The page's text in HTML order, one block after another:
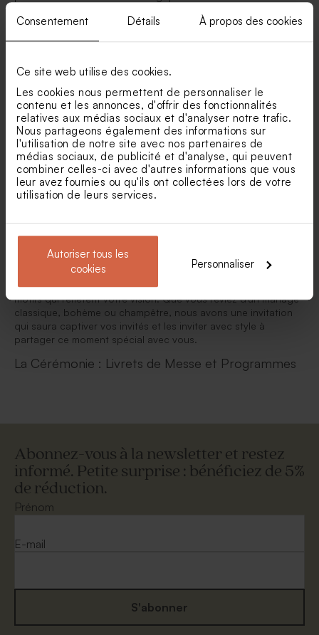
Consentement Détails À propos des cookies
Ce site web utilise des cookies.
Les cookies nous permettent de personnaliser le
contenu et les annonces, d'offrir des fonctionnalités
relatives aux médias sociaux et d'analyser notre trafic.
Nous partageons également des informations sur
l'utilisation de notre site avec nos partenaires de
médias sociaux, de publicité et d'analyse, qui peuvent
combiner celles-ci avec d'autres informations que vous
leur avez fournies ou qu'ils ont collectées lors de votre
utilisation de leurs services.
Autoriser tous les
cookies
Personnaliser
Les Premières Étapes : Save the Date et
save the date mariage. Ces cartes permettent à vos invités de
réserver la date de votremariagebien à l'avance. Chez
Tadaaz, nous proposons une variété de designs pour que
vous puissiez choisir celui qui correspond le mieux à votre
thème de votre mariage et à votre style. Que vous optiez pour
un design élégant, rustique ou moderne, notre collection de
save the date mariageest conçue pour impressionner dès le
premier coup d'œil.
papeterie de mariage donne le ton de votre événement. Nos
invitations de mariage sont personnalisables, vous permettant
de choisir les couleurs, la mise en page, les polices et les
motifs qui reflètent votre vision. Que vous rêviez d'un mariage
classique, bohème ou champêtre, nous avons une invitation
qui saura captiver vos invités et les inviter avec style à
partager ce moment spécial avec vous.
La Cérémonie : Livrets de Messe et Programmes
Abonnez-vous à la newsletter et restez
informé. Petite surprise : bénéficiez de 5%
de réduction.
Prénom
E-mail
S'abonner